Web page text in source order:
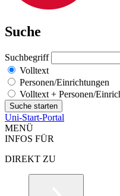
Suche
Suchbegriff
Volltext
Personen/Einrichtungen
Volltext + Personen/
Uni-Start-Portal
MENÜ
INFOS FÜR
DIREKT ZU